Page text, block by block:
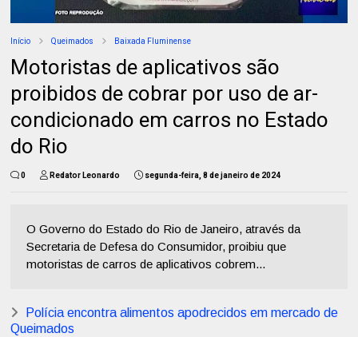
Início Queimados Baixada Fluminense
Motoristas de aplicativos são
proibidos de cobrar por uso de ar-
condicionado em carros no Estado
do Rio
0 Redator Leonardo segunda-feira, 8 de janeiro de 2024
O Governo do Estado do Rio de Janeiro, através da
Secretaria de Defesa do Consumidor, proibiu que
motoristas de carros de aplicativos cobrem...
Polícia encontra alimentos apodrecidos em mercado de
Queimados